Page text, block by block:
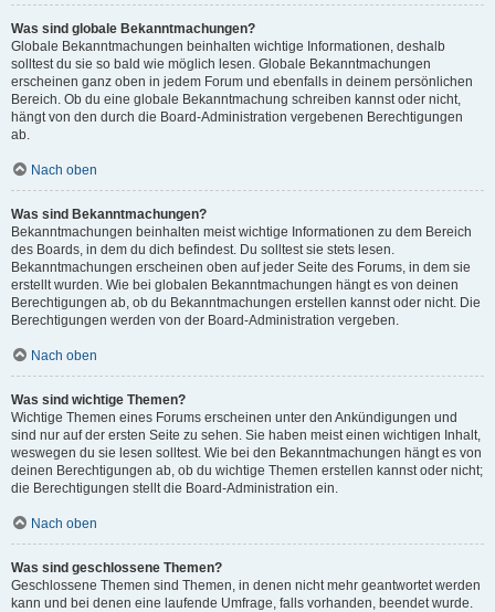
Was sind globale Bekanntmachungen?
Globale Bekanntmachungen beinhalten wichtige Informationen, deshalb
solltest du sie so bald wie möglich lesen. Globale Bekanntmachungen
erscheinen ganz oben in jedem Forum und ebenfalls in deinem persönlichen
Bereich. Ob du eine globale Bekanntmachung schreiben kannst oder nicht,
hängt von den durch die Board-Administration vergebenen Berechtigungen
ab.
Nach oben
Was sind Bekanntmachungen?
Bekanntmachungen beinhalten meist wichtige Informationen zu dem Bereich
des Boards, in dem du dich befindest. Du solltest sie stets lesen.
Bekanntmachungen erscheinen oben auf jeder Seite des Forums, in dem sie
erstellt wurden. Wie bei globalen Bekanntmachungen hängt es von deinen
Berechtigungen ab, ob du Bekanntmachungen erstellen kannst oder nicht. Die
Berechtigungen werden von der Board-Administration vergeben.
Nach oben
Was sind wichtige Themen?
Wichtige Themen eines Forums erscheinen unter den Ankündigungen und
sind nur auf der ersten Seite zu sehen. Sie haben meist einen wichtigen Inhalt,
weswegen du sie lesen solltest. Wie bei den Bekanntmachungen hängt es von
deinen Berechtigungen ab, ob du wichtige Themen erstellen kannst oder nicht;
die Berechtigungen stellt die Board-Administration ein.
Nach oben
Was sind geschlossene Themen?
Geschlossene Themen sind Themen, in denen nicht mehr geantwortet werden
kann und bei denen eine laufende Umfrage, falls vorhanden, beendet wurde.